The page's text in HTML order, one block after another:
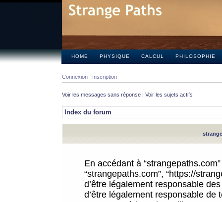
HOME PHYSIQUE CALCUL PHILOSOPHIE
Connexion Inscription
Voir les messages sans réponse | Voir les sujets actifs
Index du forum
En accédant à
“strangepaths.com”, “https://
d’être légalement responsable
d’être légalement responsable